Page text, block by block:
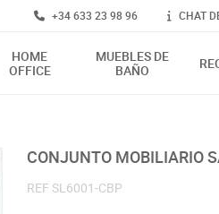
+34 633 23 98 96 CHAT
HOME
OFFICE
MUEBLES DE
BAÑO
CONJUNTO MOBILIARIO
REF SL6001-CBP